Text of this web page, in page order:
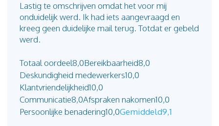
Lastig te omschrijven omdat het voor mij
onduidelijk werd. Ik had iets aangevraagd en
kreeg geen duidelijke mail terug. Totdat er gebeld
werd.
Totaal oordeel8,0Bereikbaarheid8,0
Deskundigheid medewerkers10,0
Klantvriendelijkheid10,0
Communicatie8,0Afspraken nakomen10,0
Persoonlijke benadering10,0Gemiddeld9,1